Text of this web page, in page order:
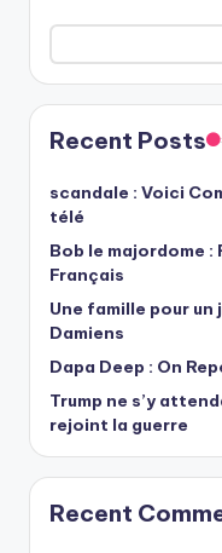
Recent Posts
scandale : Voici
télé
Bob le majordome :
Français
Une famille pour
Damiens
Dapa Deep : On
Trump ne s’y
rejoint la guerre
Recent